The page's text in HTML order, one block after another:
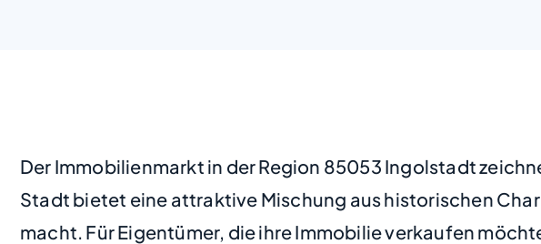
Der Immobilienmarkt in der Region 85053 Ingolstadt
Stadt bietet eine attraktive Mischung aus historischen
macht. Für Eigentümer, die ihre Immobilie verkaufen